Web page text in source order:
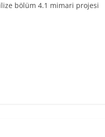
bölüm 4.1 mimari projesi